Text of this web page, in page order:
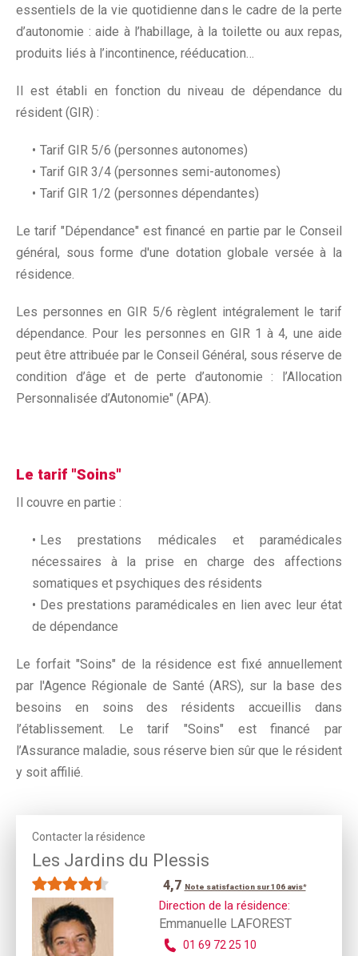
essentiels de la vie quotidienne dans le cadre de la perte
d’autonomie : aide à l’habillage, à la toilette ou aux repas,
produits liés à l’incontinence, rééducation…
Il est établi en fonction du niveau de dépendance du
résident (GIR) :
Tarif GIR 5/6 (personnes autonomes)
Tarif GIR 3/4 (personnes semi-autonomes)
Tarif GIR 1/2 (personnes dépendantes)
Le tarif "Dépendance" est financé en partie par le Conseil
général, sous forme d'une dotation globale versée à la
résidence.
Les personnes en GIR 5/6 règlent intégralement le tarif
dépendance. Pour les personnes en GIR 1 à 4, une aide
peut être attribuée par le Conseil Général, sous réserve de
condition d’âge et de perte d’autonomie : l’Allocation
Personnalisée d’Autonomie" (APA).
Le tarif "Soins"
Il couvre en partie :
Les prestations médicales et paramédicales
nécessaires à la prise en charge des affections
somatiques et psychiques des résidents
Des prestations paramédicales en lien avec leur état
de dépendance
Le forfait "Soins" de la résidence est fixé annuellement
par l'Agence Régionale de Santé (ARS), sur la base des
besoins en soins des résidents accueillis dans
l’établissement. Le tarif "Soins" est financé par
l’Assurance maladie, sous réserve bien sûr que le résident
y soit affilié.
Contacter la résidence
Les Jardins du Plessis
4,7 Note satisfaction sur 106 avis*
Direction de la résidence:
Emmanuelle LAFOREST
01 69 72 25 10